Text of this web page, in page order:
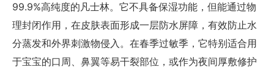
99.9%高纯度的凡士林。它不具备保湿功能，但能通过物
理封闭作用，在皮肤表面形成一层防水屏障，有效防止水
分蒸发和外界刺激物侵入。在春季过敏季，它特别适合用
于宝宝的口周、鼻翼等易干裂部位，或作为夜间厚敷修护